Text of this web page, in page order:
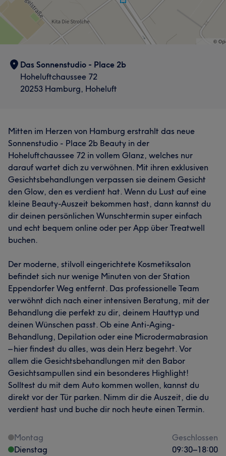
Das Sonnenstudio - Place 2b
Hoheluftchaussee 72
20253 Hamburg, Hoheluft
Mitten im Herzen von Hamburg erstrahlt das neue
Sonnenstudio - Place 2b Beauty in der
Hoheluftchaussee 72 in vollem Glanz, welches nur
darauf wartet dich zu verwöhnen. Mit ihren exklusiven
Gesichtsbehandlungen verpassen sie deinem Gesicht
den Glow, den es verdient hat. Wenn du Lust auf eine
kleine Beauty-Auszeit bekommen hast, dann kannst du
dir deinen persönlichen Wunschtermin super einfach
und echt bequem online oder per App über Treatwell
buchen.
Der moderne, stilvoll eingerichtete Kosmetiksalon
befindet sich nur wenige Minuten von der Station
Eppendorfer Weg entfernt. Das professionelle Team
verwöhnt dich nach einer intensiven Beratung, mit der
Behandlung die perfekt zu dir, deinem Hauttyp und
deinen Wünschen passt. Ob eine Anti-Aging-
Behandlung, Depilation oder eine Microdermabrasion
– hier findest du alles, was dein Herz begehrt. Vor
allem die Gesichtsbehandlungen mit den Babor
Gesichtsampullen sind ein besonderes Highlight!
Solltest du mit dem Auto kommen wollen, kannst du
direkt vor der Tür parken. Nimm dir die Auszeit, die du
verdient hast und buche dir noch heute einen Termin.
Montag
Geschlossen
Dienstag
09:30–18:00